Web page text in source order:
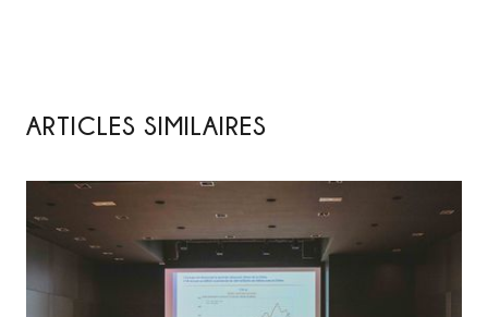
ARTICLES SIMILAIRES